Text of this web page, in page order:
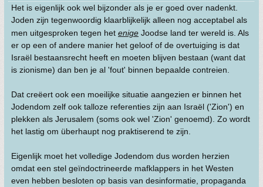
Het is eigenlijk ook wel bijzonder als je er goed over nadenkt.
Joden zijn tegenwoordig klaarblijkelijk alleen nog acceptabel als
men uitgesproken tegen het enige Joodse land ter wereld is. Als
er op een of andere manier het geloof of de overtuiging is dat
Israël bestaansrecht heeft en moeten blijven bestaan (want dat
is zionisme) dan ben je al 'fout' binnen bepaalde contreien.
Dat creëert ook een moeilijke situatie aangezien er binnen het
Jodendom zelf ook talloze referenties zijn aan Israël ('Zion') en
plekken als Jerusalem (soms ook wel 'Zion' genoemd). Zo wordt
het lastig om überhaupt nog praktiserend te zijn.
Eigenlijk moet het volledige Jodendom dus worden herzien
omdat een stel geïndoctrineerde mafklappers in het Westen
even hebben besloten op basis van desinformatie, propaganda